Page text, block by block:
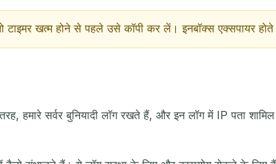
खत्म होने से पहले उसे कॉपी कर लें। इनबॉक्स एक्सपायर
हमारे सर्वर बुनियादी लॉग रखते हैं, और इन लॉग में IP पता